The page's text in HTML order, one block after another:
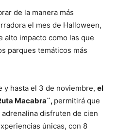
de la manera más
el mes de Halloween,
alto impacto como las que
parques temáticos más
y hasta el 3 de noviembre, el
Macabra¨, permitirá que
disfruten de cien
únicas, con 8